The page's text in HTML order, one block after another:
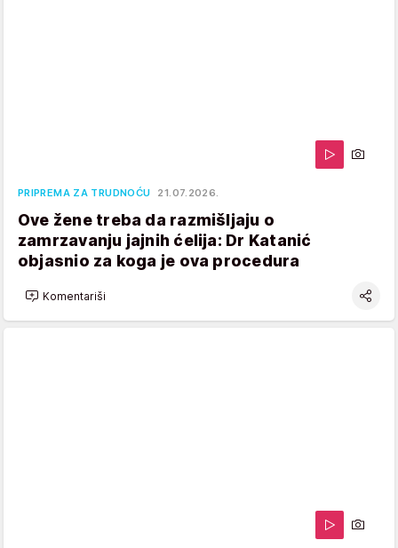
PRIPREMA ZA TRUDNOĆU 21.07.2026.
Ove žene treba da razmišljaju o
zamrzavanju jajnih ćelija: Dr Katanić
objasnio za koga je ova procedura
Komentariši